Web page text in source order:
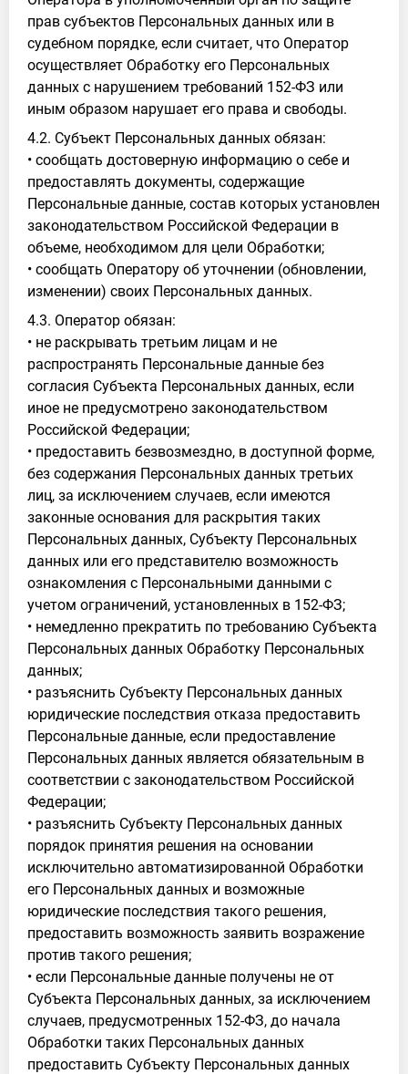
прав субъектов Персональных данных или в
судебном порядке, если считает, что Оператор
осуществляет Обработку его Персональных
данных с нарушением требований 152-ФЗ или
иным образом нарушает его права и свободы.
4.2. Субъект Персональных данных обязан:
• сообщать достоверную информацию о себе и
предоставлять документы, содержащие
Персональные данные, состав которых установлен
законодательством Российской Федерации в
объеме, необходимом для цели Обработки;
• сообщать Оператору об уточнении (обновлении,
изменении) своих Персональных данных.
4.3. Оператор обязан:
• не раскрывать третьим лицам и не
распространять Персональные данные без
согласия Субъекта Персональных данных, если
иное не предусмотрено законодательством
Российской Федерации;
• предоставить безвозмездно, в доступной форме,
без содержания Персональных данных третьих
лиц, за исключением случаев, если имеются
законные основания для раскрытия таких
Персональных данных, Субъекту Персональных
данных или его представителю возможность
ознакомления с Персональными данными с
учетом ограничений, установленных в 152-ФЗ;
• немедленно прекратить по требованию Субъекта
Персональных данных Обработку Персональных
данных;
• разъяснить Субъекту Персональных данных
юридические последствия отказа предоставить
Персональные данные, если предоставление
Персональных данных является обязательным в
соответствии с законодательством Российской
Федерации;
• разъяснить Субъекту Персональных данных
порядок принятия решения на основании
исключительно автоматизированной Обработки
его Персональных данных и возможные
юридические последствия такого решения,
предоставить возможность заявить возражение
против такого решения;
• если Персональные данные получены не от
Субъекта Персональных данных, за исключением
случаев, предусмотренных 152-ФЗ, до начала
Обработки таких Персональных данных
предоставить Субъекту Персональных данных